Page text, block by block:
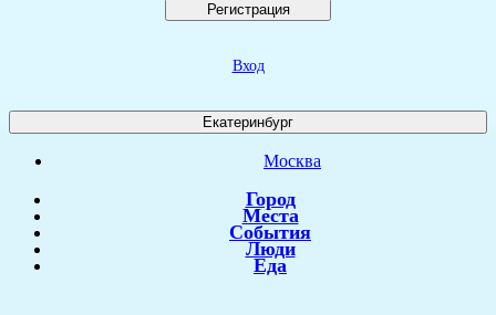
Регистрация
Вход
Екатеринбург
Москва
Город
Места
События
Люди
Еда